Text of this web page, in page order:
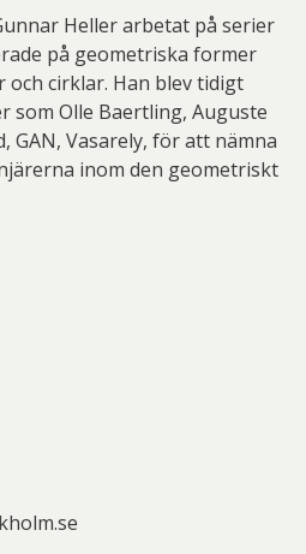
Heller arbetat på serier
på geometriska former
cirklar. Han blev tidigt
som Olle Baertling, Auguste
GAN, Vasarely, för att nämna
inom den geometriskt